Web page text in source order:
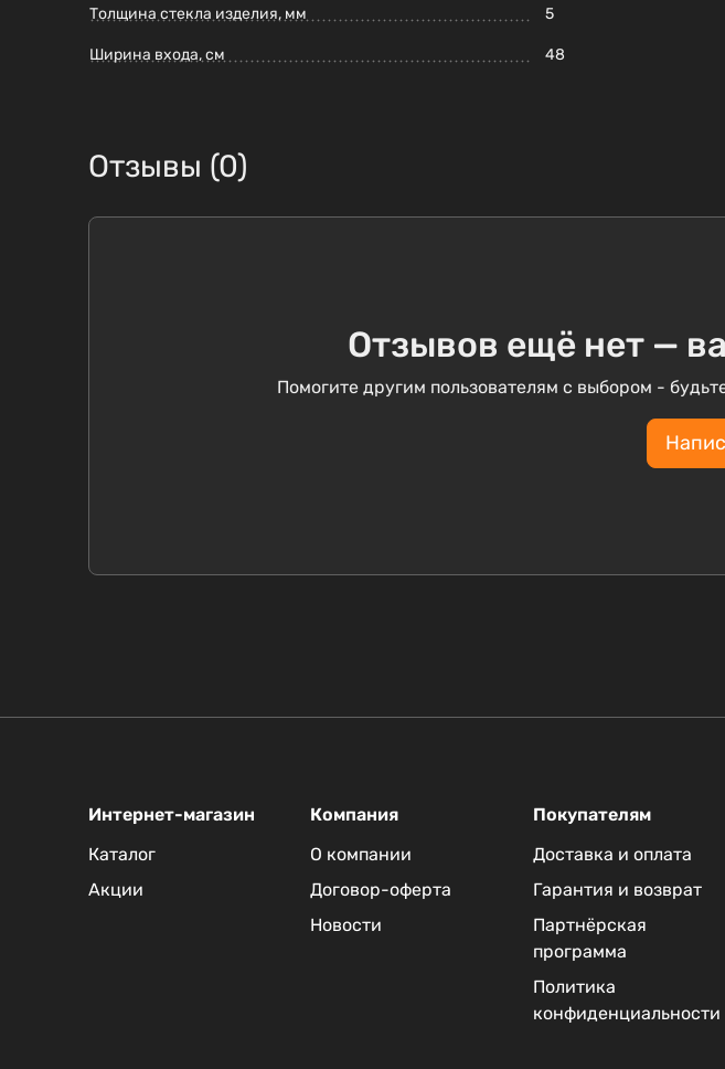
Толщина стекла изделия, мм 5
Ширина входа, см 48
Отзывы (0)
Отзывов ещё нет —
Помогите другим пользователям с выбором -
Интернет-магазин
Каталог
Акции
Компания
О компании
Договор-оферта
Новости
Покупателям
Доставка и оплата
Гарантия и возврат
Партнёрская
программа
Политика
конфиденциальности